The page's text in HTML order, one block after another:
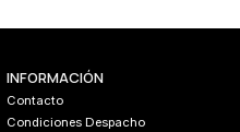
INFORMACIÓN
Contacto
Condiciones Despacho